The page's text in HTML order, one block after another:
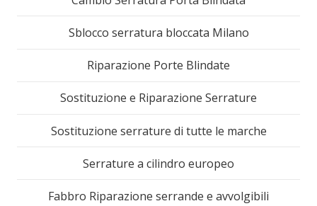
Sblocco serratura bloccata Milano
Riparazione Porte Blindate
Sostituzione e Riparazione Serrature
Sostituzione serrature di tutte le marche
Serrature a cilindro europeo
Fabbro Riparazione serrande e avvolgibili